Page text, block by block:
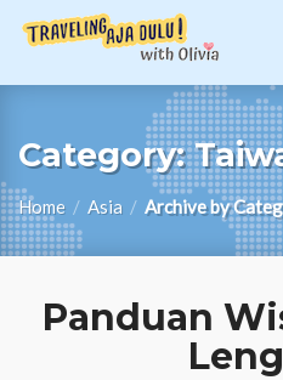
Category:
Home / Asia / Archive by
Panduan